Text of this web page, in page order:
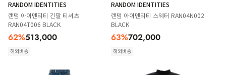
RANDOM IDENTITIES
랜덤 아이덴티티 긴팔 티셔츠
RAN04T006 BLACK
62%513,000
해외배송
RANDOM IDENTITIES
랜덤 아이덴티티 스웨터 RAN04N002
BLACK
63%702,000
해외배송